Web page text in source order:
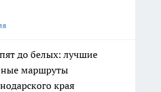
до белых: лучшие
маршруты
края